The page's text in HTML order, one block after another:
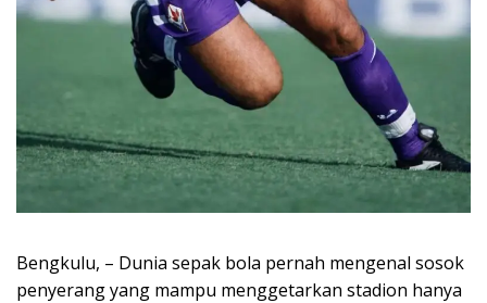
Bengkulu, – Dunia sepak bola pernah mengenal sosok
penyerang yang mampu menggetarkan stadion hanya